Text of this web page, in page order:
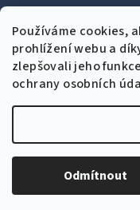
Používáme cookies,
prohlížení webu a
zlepšovali jeho
ochrany osobních
Odmítnout
Možnosti